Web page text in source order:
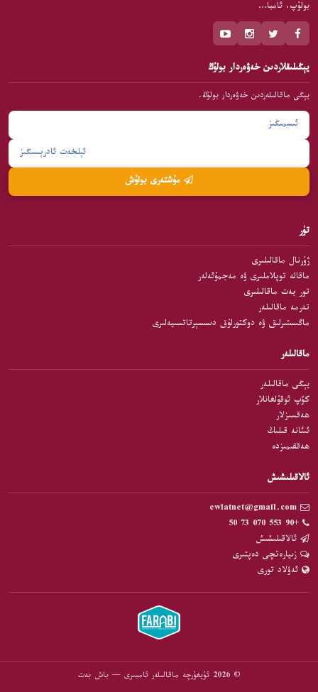
بولۇپ، ئامبا…
يېڭىلىقلاردىن خەۋەردار بولۇڭ
يېڭى ماقالىلەردىن خەۋەردار بولۇڭ.
تۈر
ژۇرنال ماقالىلىرى
ماقالە توپلاملىرى ۋە مەجمۇئەلەر
تور بەت ماقالىلىرى
تەرمە ماقالىلەر
ماگىستىرلىق ۋە دوكتورلۇق دىسسېرتاتسىيەلىرى
ماقالىلەر
يېڭى ماقالىلەر
كۆپ ئوقۇلغانلار
ھەقسىزلار
ئىئانە قىلىڭ
ھەققىمىزدە
ئالاقىلىشىش
+90 553 070 73 50
ئالاقىلىشىش
زىيارەتچى دەپتىرى
ئەۋلاد تورى
© 2026 ئۇيغۇرچە ماقالىلەر ئامبىرى — باش بەت